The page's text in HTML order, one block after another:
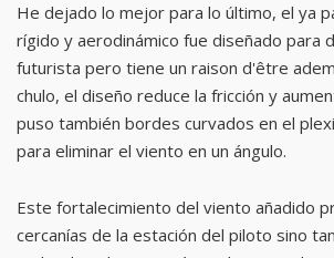
He dejado lo mejor para lo último, el ya
rígido y aerodinámico fue diseñado para
futurista pero tiene un raison d'être
chulo, el diseño reduce la fricción y
puso también bordes curvados en el
para eliminar el viento en un ángulo.
Este fortalecimiento del viento añadido
cercanías de la estación del piloto sino